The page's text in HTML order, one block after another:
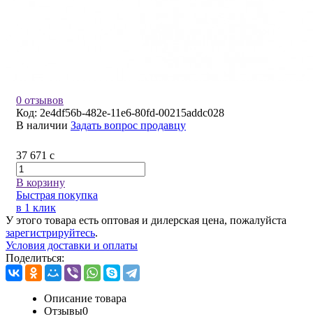
0 отзывов
Код: 2e4df56b-482e-11e6-80fd-00215addc028
В наличии Задать вопрос продавцу
37 671 c
В корзину
Быстрая покупка
в 1 клик
У этого товара есть оптовая и дилерская цена, пожалуйста
зарегистрируйтесь.
Условия доставки и оплаты
Поделиться:
Описание товара
Отзывы0